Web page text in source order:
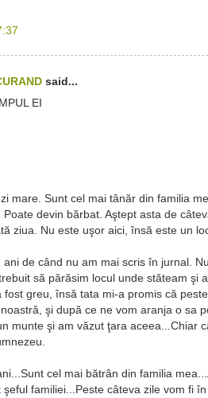
said...
EI
mare. Sunt cel mai tânăr din familia
devin bărbat. Aştept asta de
ziua. Nu este uşor aici, însă este un
ani de când nu am mai scris în jurnal.
să părăsim locul unde stăteam şi
fost greu, însă tata mi-a promis că
şi după ce ne vom aranja o sa
munte şi am văzut ţara aceea...Chiar
cel mai bătrân din familia
familiei...Peste câteva zile vom fi